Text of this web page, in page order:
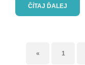
ČÍTAJ ĎALEJ
« 1